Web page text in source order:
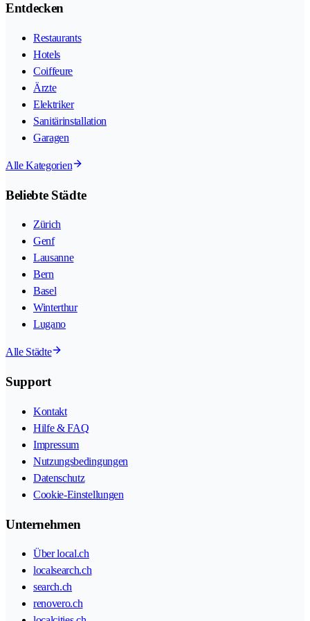
Entdecken
Restaurants
Hotels
Coiffeure
Ärzte
Elektriker
Sanitärinstallation
Garagen
Alle Kategorien
Beliebte Städte
Zürich
Genf
Lausanne
Bern
Basel
Winterthur
Lugano
Alle Städte
Support
Kontakt
Hilfe & FAQ
Impressum
Nutzungsbedingungen
Datenschutz
Cookie-Einstellungen
Unternehmen
Über local.ch
localsearch.ch
search.ch
renovero.ch